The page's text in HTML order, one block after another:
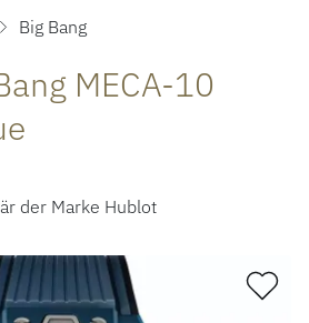
Big Bang
MECA-10
der Marke Hublot